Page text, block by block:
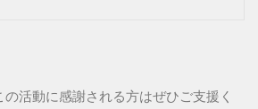
活動に感謝される方はぜひご支援く